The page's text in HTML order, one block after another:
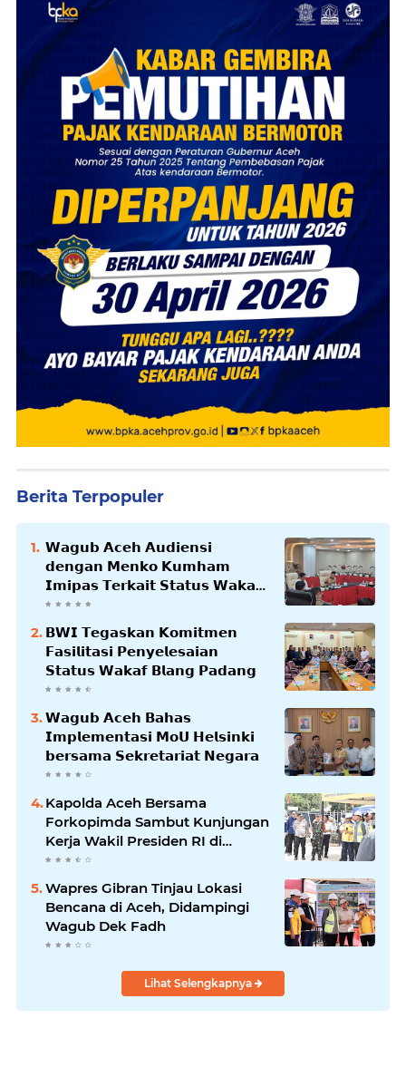
Berita Terpopuler
𝗪𝗮𝗴𝘂𝗯 𝗔𝗰𝗲𝗵 𝗔𝘂𝗱𝗶𝗲𝗻𝘀𝗶
𝗱𝗲𝗻𝗴𝗮𝗻 𝗠𝗲𝗻𝗸𝗼 𝗞𝘂𝗺𝗵𝗮𝗺
𝗜𝗺𝗶𝗽𝗮𝘀 𝗧𝗲𝗿𝗸𝗮𝗶𝘁 𝗦𝘁𝗮𝘁𝘂𝘀 𝗪𝗮𝗸𝗮𝗳
𝗕𝗹𝗮𝗻𝗴𝗽𝗮𝗱𝗮𝗻𝗴
𝗕𝗪𝗜 𝗧𝗲𝗴𝗮𝘀𝗸𝗮𝗻 𝗞𝗼𝗺𝗶𝘁𝗺𝗲𝗻
𝗙𝗮𝘀𝗶𝗹𝗶𝘁𝗮𝘀𝗶 𝗣𝗲𝗻𝘆𝗲𝗹𝗲𝘀𝗮𝗶𝗮𝗻
𝗦𝘁𝗮𝘁𝘂𝘀 𝗪𝗮𝗸𝗮𝗳 𝗕𝗹𝗮𝗻𝗴 𝗣𝗮𝗱𝗮𝗻𝗴
𝗪𝗮𝗴𝘂𝗯 𝗔𝗰𝗲𝗵 𝗕𝗮𝗵𝗮𝘀
𝗜𝗺𝗽𝗹𝗲𝗺𝗲𝗻𝘁𝗮𝘀𝗶 𝗠𝗼𝗨 𝗛𝗲𝗹𝘀𝗶𝗻𝗸𝗶
𝗯𝗲𝗿𝘀𝗮𝗺𝗮 𝗦𝗲𝗸𝗿𝗲𝘁𝗮𝗿𝗶𝗮𝘁 𝗡𝗲𝗴𝗮𝗿𝗮
Kapolda Aceh Bersama
Forkopimda Sambut Kunjungan
Kerja Wakil Presiden RI di
Kabupaten Bireuen
Wapres Gibran Tinjau Lokasi
Bencana di Aceh, Didampingi
Wagub Dek Fadh
Lihat Selengkapnya